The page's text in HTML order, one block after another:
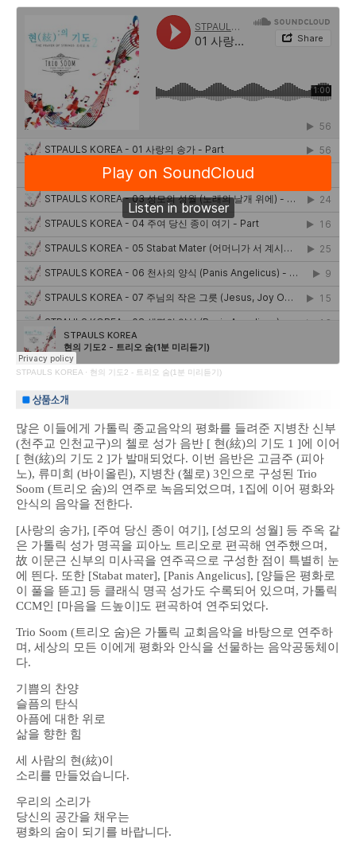
STPAULS KOREA · 현의 기도2 - 트리오 숨(1분 미리듣기)
많은 이들에게 가톨릭 종교음악의 평화를 들려준 지병찬 신부
(천주교 인천교구)의 첼로 성가 음반 [ 현(絃)의 기도 1 ]에 이어
[ 현(絃)의 기도 2 ]가 발매되었다. 이번 음반은 고금주 (피아
노), 류미희 (바이올린), 지병찬 (첼로) 3인으로 구성된 Trio
Soom (트리오 숨)의 연주로 녹음되었으며, 1집에 이어 평화와
안식의 음악을 전한다.
[사랑의 송가], [주여 당신 종이 여기], [성모의 성월] 등 주옥 같
은 가톨릭 성가 명곡을 피아노 트리오로 편곡해 연주했으며,
故 이문근 신부의 미사곡을 연주곡으로 구성한 점이 특별히 눈
에 띈다. 또한 [Stabat mater], [Panis Angelicus], [양들은 평화로
이 풀을 뜯고] 등 클래식 명곡 성가도 수록되어 있으며, 가톨릭
CCM인 [마음을 드높이]도 편곡하여 연주되었다.
Trio Soom (트리오 숨)은 가톨릭 교회음악을 바탕으로 연주하
며, 세상의 모든 이에게 평화와 안식을 선물하는 음악공동체이
다.
기쁨의 찬양
슬픔의 탄식
아픔에 대한 위로
삶을 향한 힘
세 사람의 현(絃)이
소리를 만들었습니다.
우리의 소리가
당신의 공간을 채우는
평화의 숨이 되기를 바랍니다.